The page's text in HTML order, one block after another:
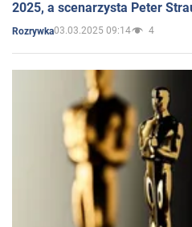
2025, a scenarzysta Peter
Rozrywka03.03.2025 09:14 4